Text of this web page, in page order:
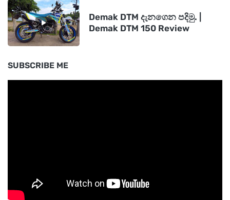
Demak DTM දැනගෙන පදිමු. |
Demak DTM 150 Review
SUBSCRIBE ME